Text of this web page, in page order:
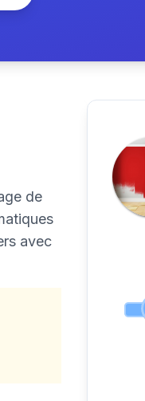
de
avec